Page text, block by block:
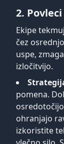
2.
Ekipe
čez
uspe,
izločitvijo.
pomena.
ohranjajo
izkoristite